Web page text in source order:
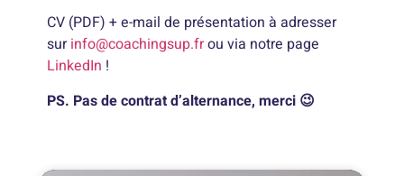
CV (PDF) + e-mail de présentation à adresser
surinfo@coachingsup.frou via notre page
LinkedIn !
PS. Pas de contrat d’alternance, merci 😉